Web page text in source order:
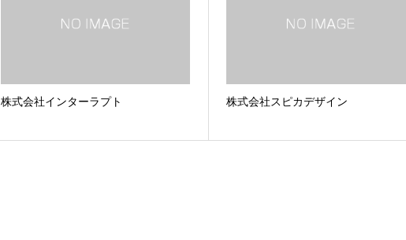
株式会社インターラプト 株式会社スピカデザイン